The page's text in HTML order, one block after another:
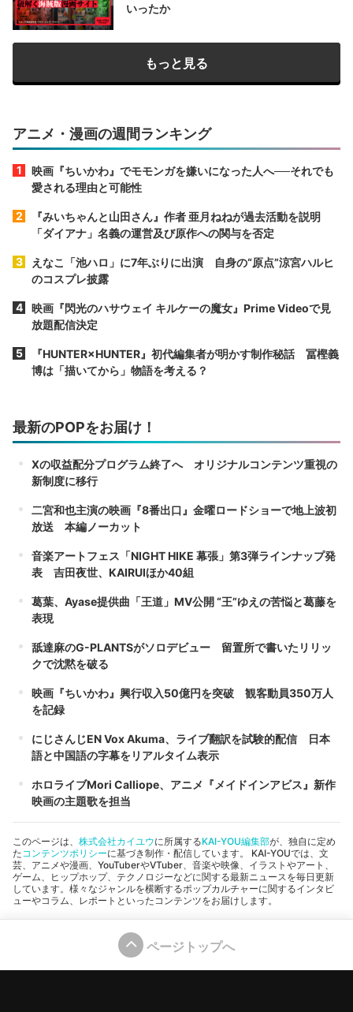
いったか
もっと見る
アニメ・漫画の週間ランキング
映画『ちいかわ』でモモンガを嫌いになった人へ──それでも
愛される理由と可能性
『みいちゃんと山田さん』作者 亜月ねねが過去活動を説明
「ダイアナ」名義の運営及び原作への関与を否定
えなこ「池ハロ」に7年ぶりに出演 自身の“原点”涼宮ハルヒ
のコスプレ披露
映画『閃光のハサウェイ キルケーの魔女』Prime Videoで見
放題配信決定
『HUNTER×HUNTER』初代編集者が明かす制作秘話 冨樫義
博は「描いてから」物語を考える？
最新のPOPをお届け！
Xの収益配分プログラム終了へ オリジナルコンテンツ重視の
新制度に移行
二宮和也主演の映画『8番出口』金曜ロードショーで地上波初
放送 本編ノーカット
音楽アートフェス「NIGHT HIKE 幕張」第3弾ラインナップ発
表 吉田夜世、KAIRUIほか40組
葛葉、Ayase提供曲「王道」MV公開 “王”ゆえの苦悩と葛藤を
表現
舐達麻のG-PLANTSがソロデビュー 留置所で書いたリリッ
クで沈黙を破る
映画『ちいかわ』興行収入50億円を突破 観客動員350万人
を記録
にじさんじEN Vox Akuma、ライブ翻訳を試験的配信 日本
語と中国語の字幕をリアルタイム表示
ホロライブMori Calliope、アニメ『メイドインアビス』新作
映画の主題歌を担当
このページは、 株式会社カイユウに所属するKAI-YOU編集部が、独自に定め
た コンテンツポリシーに基づき制作・配信しています。 KAI-YOUでは、文
芸、アニメや漫画、YouTuberやVTuber、音楽や映像、イラストやアート、
ゲーム、ヒップホップ、テクノロジーなどに関する最新ニュースを毎日更新
しています。様々なジャンルを横断するポップカルチャーに関するインタビ
ューやコラム、レポートといったコンテンツをお届けします。
ページトップへ